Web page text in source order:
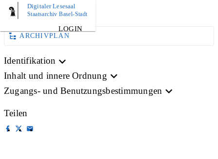
Digitaler Lesesaal
Staatsarchiv Basel-Stadt
LOGIN
BILD
ARCHIVPLAN
Identifikation
Inhalt und innere Ordnung
Zugangs- und Benutzungsbestimmungen
Teilen